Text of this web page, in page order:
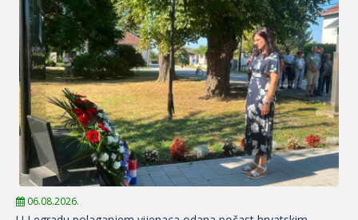
06.08.2026.